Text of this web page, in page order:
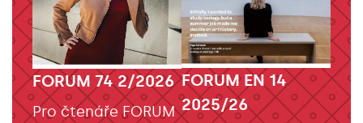
FORUM 74 2/2026
Pro čtenáře FORUM
FORUM EN 14
2025/26